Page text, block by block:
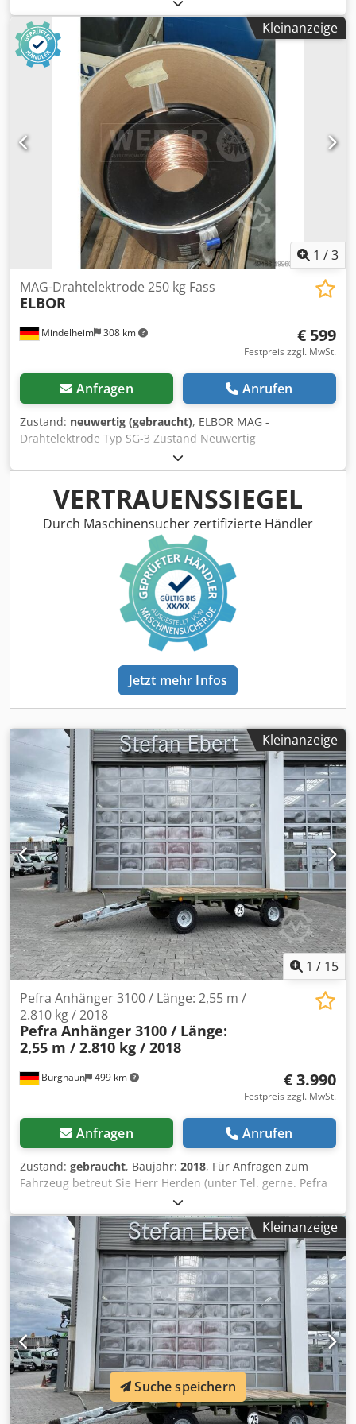
TECNA Typ: 9337 Belastungsbereich: 4–6 kg Seillänge: 2,0
m Gehäuse: Aluminiumdruckguss Aufhängung: Drehwirbel
mit Sicherheitsrastung Einsatzbereich:
Werkzeugentlastung, Montagelinien Dkedpfx Aaezmm Ras
Tsr Sicherheitsverriegelung: integriert
Kleinanzeige
1 /3
Mindelheim 308 km
MAG-Drahtelektrode 250 kg Fass
ELBOR
€ 599
Festpreis zzgl. MwSt.
Anfragen Anrufen
Zustand: neuwertig (gebraucht), ELBOR MAG -
Drahtelektrode Typ SG-3 Zustand Neuwertig
Dedpfsxbfnysx Aa Tskr EN ISO 14341-A- (2011) G 46 4M21
4Si1/G42 3C1 AWS A5. 18-05: ER70S-6 Durchmesser 1,0 mm
250 kg - Fass noch ca. 230 kg im Fass verfügbar
VERTRAUENSSIEGEL
Durch Maschinensucher zertifizierte Händler
Jetzt mehr Infos
Kleinanzeige
1 / 15
Burghaun 499 km
Pefra Anhänger 3100 / Länge: 2,55 m /
2.810 kg / 2018
Pefra Anhänger 3100 / Länge:
2,55 m / 2.810 kg / 2018
€ 3.990
Festpreis zzgl. MwSt.
Anfragen Anrufen
Zustand: gebraucht, Baujahr: 2018, Für Anfragen zum
Fahrzeug betreut Sie Herr Herden (unter Tel. gerne. Pefra
Anhänger 3100 / Ladefläche Länge: 2,55 m / Zulässiges
Gesamtgewicht: 2.810 kg / Baujahr: 2018 Preis: 3.990,00 €
netto / 4.748,10 € brutto - zulässige Fahrgeschwindigkeit
(km/h): 25 Dodpfx Aszpdhuoa Tjkr - Tragkraft (kg): 2.000 -
Leergewicht (kg): 810 - zulässiges Gesamtgewicht (kg):
2.810 - Ladebereichbreite (mm): 2.550 - Ladebereichlänge
(mm): 1.320 - Ladebereichhöhe (mm): 600 Vorbesitzer war
die deutsche Bundeswehr Insgesamt sind drei baugleiche
Anhänger verfügbar In unserem Lager haben wir eine sehr
große Auswahl an verschiedenen Anhängern, die sofort
verfügbar sind! Herr Herden (Tel. betreut Sie gerne. Auf
Wunsch unterbreiten wir Ihnen auch gerne ein
Finanzierungsangebot. Wir sind offizieller Westtech
Vertriebs- und Servicepartner. Wir sind offizieller Gierking
Kleinanzeige
Suche speichern